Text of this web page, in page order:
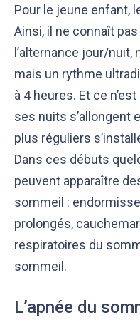
Pour le jeune enfant,
Ainsi, il ne connaît
l’alternance jour/nuit,
mais un rythme
à 4 heures. Et ce
ses nuits s’allongent
plus réguliers
Dans ces débuts
peuvent apparaître
sommeil :
prolongés,
respiratoires du
sommeil.
L’apnée du